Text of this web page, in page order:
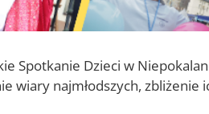
Spotkanie Dzieci w
wiary najmłodszych,